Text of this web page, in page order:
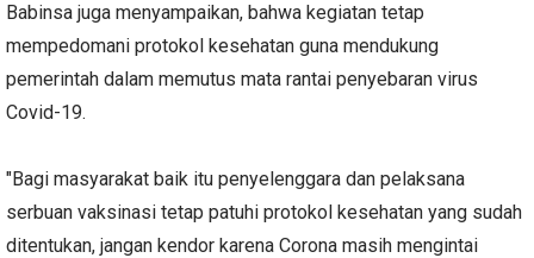
Babinsa juga menyampaikan, bahwa kegiatan tetap
mempedomani protokol kesehatan guna mendukung
pemerintah dalam memutus mata rantai penyebaran virus
Covid-19.
"Bagi masyarakat baik itu penyelenggara dan pelaksana
serbuan vaksinasi tetap patuhi protokol kesehatan yang sudah
ditentukan, jangan kendor karena Corona masih mengintai